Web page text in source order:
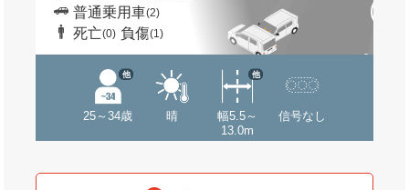
普通乗用車(2)
死亡(0) 負傷(1)
25～34歳
他
晴
幅5.5～
13.0m
他
信号なし